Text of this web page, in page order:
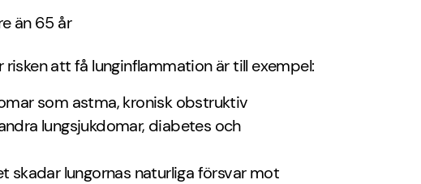
än 65 år
att få lunginflammation är till exempel:
som astma, kronisk obstruktiv
lungsjukdomar, diabetes och
skadar lungornas naturliga försvar mot